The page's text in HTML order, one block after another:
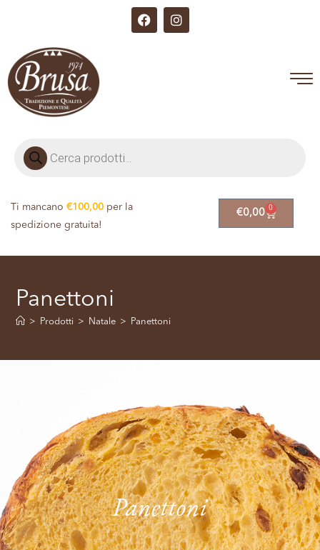
Ti mancano €100,00 per la
spedizione gratuita!
€0,00 0
Panettoni
> Prodotti > Natale > Panettoni
Panettoni